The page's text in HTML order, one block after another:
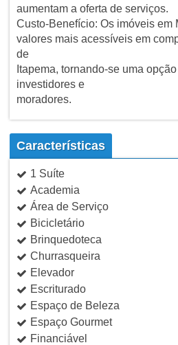
aumentam a oferta de serviços.
Custo-Benefício: Os imóveis em
valores mais acessíveis em
de
Itapema, tornando-se uma
investidores e
moradores.
Características
1 Suíte
Academia
Área de Serviço
Bicicletário
Brinquedoteca
Churrasqueira
Elevador
Escriturado
Espaço de Beleza
Espaço Gourmet
Financiável